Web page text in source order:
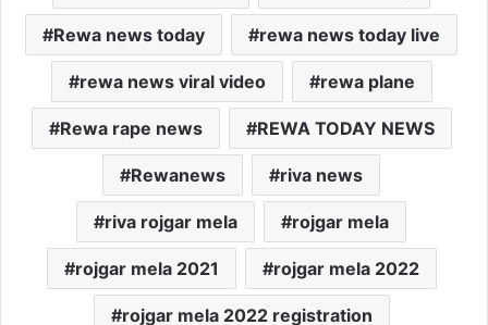
Rewa news today rewa news today live
rewa news viral video rewa plane
Rewa rape news REWA TODAY NEWS
Rewanews riva news
riva rojgar mela rojgar mela
rojgar mela 2021 rojgar mela 2022
rojgar mela 2022 registration